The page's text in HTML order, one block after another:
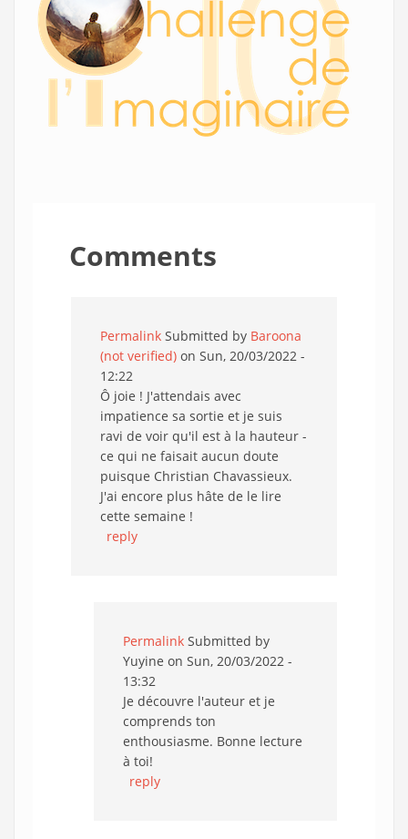
Comments
Permalink Submitted by Baroona
(not verified) on Sun, 20/03/2022 -
12:22
Ô joie ! J'attendais avec
impatience sa sortie et je suis
ravi de voir qu'il est à la hauteur -
ce qui ne faisait aucun doute
puisque Christian Chavassieux.
J'ai encore plus hâte de le lire
cette semaine !
reply
Permalink Submitted by
Yuyine on Sun, 20/03/2022 -
13:32
Je découvre l'auteur et je
comprends ton
enthousiasme. Bonne lecture
à toi!
reply